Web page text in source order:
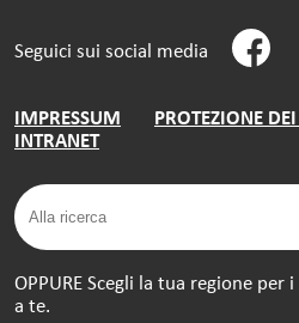
Seguici sui social media
IMPRESSUM PROTEZIONE
INTRANET
OPPURE Scegli la tua regione
a te.